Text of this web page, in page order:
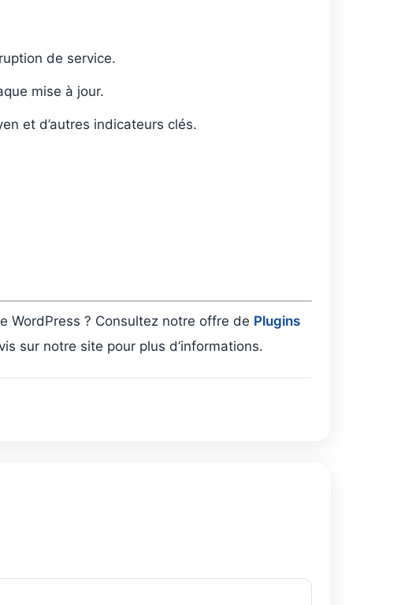
de service.
mise à jour.
et d’autres indicateurs clés.
WordPress ? Consultez notre offre de Plugins
sur notre site pour plus d’informations.